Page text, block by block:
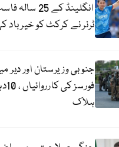
انگلینڈ کے 25
ٹرنر نے کرکٹ کو خیر باد
جنوبی وزیرستان اور دیر
ہلاک